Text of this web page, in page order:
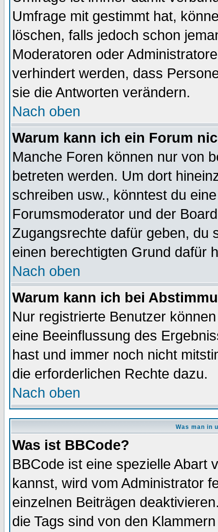
Umfrage mit gestimmt hat,
löschen, falls jedoch schon
Moderatoren oder
verhindert werden, dass
sie die Antworten verändern.
Nach oben
Warum kann ich ein Forum
Manche Foren können nur von
betreten werden. Um dort
schreiben usw., könntest du
Forumsmoderator und der
Zugangsrechte dafür geben, du
einen berechtigten Grund dafür
Nach oben
Warum kann ich bei
Nur registrierte Benutzer
eine Beeinflussung des
hast und immer noch nicht
die erforderlichen Rechte dazu.
Nach oben
Was man in
Was ist BBCode?
BBCode ist eine spezielle Abart
kannst, wird vom Administrator
einzelnen Beiträgen
die Tags sind von den